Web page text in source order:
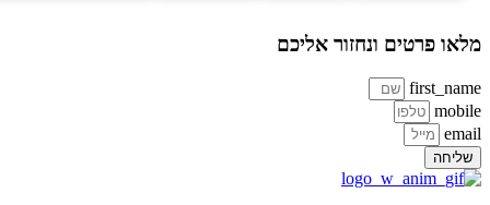
פרטים ונחזור אליכם
שליחה